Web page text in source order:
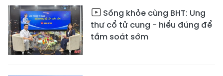
Sống khỏe cùng BHT: Ung
thư cổ tử cung - hiểu đúng để
tầm soát sớm